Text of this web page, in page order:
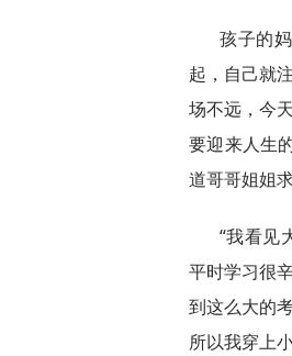
孩子的
起，自己就
场不远，今
要迎来人生
道哥哥姐姐
“我看见
平时学习很
到这么大的
所以我穿上